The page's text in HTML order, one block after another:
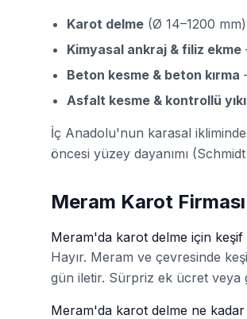
Karot delme (Ø 14–1200
Kimyasal ankraj & filiz ekme
Beton kesme & beton kırma
Asfalt kesme & kontrollü
İç Anadolu'nun karasal
öncesi yüzey dayanımı
Meram Karot
Meram'da karot delme için keşif
Hayır. Meram ve çevresinde
gün iletir. Sürpriz ek ücret veya
Meram'da karot delme ne kadar